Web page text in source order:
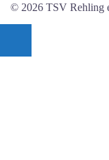
© 2026 TSV Rehling